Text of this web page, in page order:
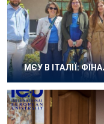
МЄУ В ІТАЛІЇ: